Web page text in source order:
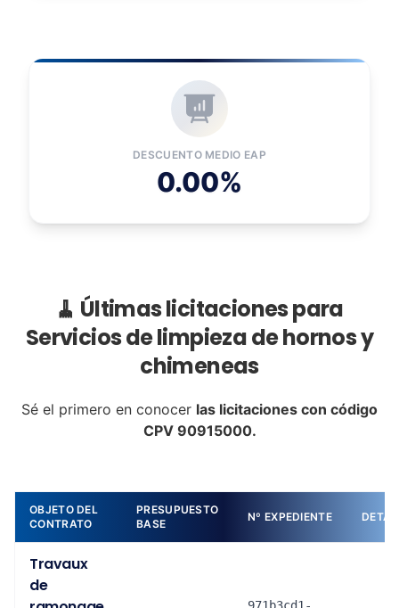
DESCUENTO MEDIO EAP
0.00%
🧹 Últimas licitaciones para
Servicios de limpieza de hornos y
chimeneas
Sé el primero en conocer las licitaciones con código
CPV 90915000.
OBJETO DEL
CONTRATO
PRESUPUESTO
BASE
Nº EXPEDIENTE
Travaux
de